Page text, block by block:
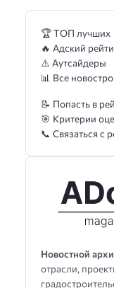
Новостной
отрасли,
🏆 ТОП лучших
🔥 Адский
⚠️ Аутсайдеры
📊 Все
📝 Попасть в
🎯 Критерии
📞 Связаться с